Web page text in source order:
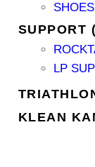
LP
KLEAN